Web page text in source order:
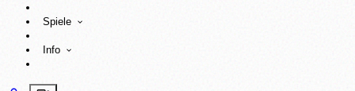
Spiele
Info